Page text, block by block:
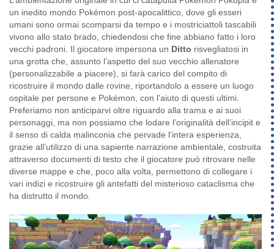
un inedito mondo Pokémon post-apocalittico, dove gli esseri
umani sono ormai scomparsi da tempo e i mostriciattoli tascabili
vivono allo stato brado, chiedendosi che fine abbiano fatto i loro
vecchi padroni. Il giocatore impersona un Ditto risvegliatosi in
una grotta che, assunto l’aspetto del suo vecchio allenatore
(personalizzabile a piacere), si farà carico del compito di
ricostruire il mondo dalle rovine, riportandolo a essere un luogo
ospitale per persone e Pokémon, con l’aiuto di questi ultimi.
Preferiamo non anticiparvi oltre riguardo alla trama e ai suoi
personaggi, ma non possiamo che lodare l’originalità dell’incipit e
il senso di calda malinconia che pervade l’intera esperienza,
grazie all’utilizzo di una sapiente narrazione ambientale, costruita
attraverso documenti di testo che il giocatore può ritrovare nelle
diverse mappe e che, poco alla volta, permettono di collegare i
vari indizi e ricostruire gli antefatti del misterioso cataclisma che
ha distrutto il mondo.